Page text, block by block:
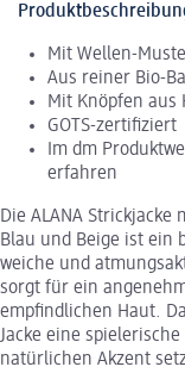
Mit Wellen-
Aus reiner Bio-
Mit Knöpfen aus
GOTS-zertifiziert
Im dm
erfahren
Die ALANA
Blau und Beige ist ein
weiche und
sorgt für ein
empfindlichen Haut.
Jacke eine
natürlichen Akzent